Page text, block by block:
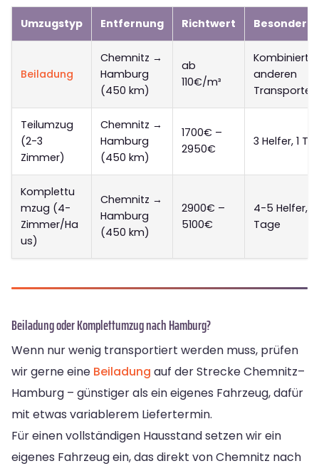
Umzugstyp Entfernung Richtwert
Beiladung
Chemnitz →
Hamburg
(450 km)
ab
110€/m³
Kombiniert
anderen
Transporten
Teilumzug
(2-3
Zimmer)
Chemnitz →
Hamburg
(450 km)
1700€ –
2950€
3 Helfer, 1
Komplettu
mzug (4-
Zimmer/Ha
us)
Chemnitz →
Hamburg
(450 km)
2900€ –
5100€
4-5 Helfer,
Tage
Beiladung oder Komplettumzug nach Hamburg?
Wenn nur wenig transportiert werden muss, prüfen
wir gerne eine Beiladung auf der Strecke Chemnitz–
Hamburg – günstiger als ein eigenes Fahrzeug, dafür
mit etwas variablerem Liefertermin.
Für einen vollständigen Hausstand setzen wir ein
eigenes Fahrzeug ein, das direkt von Chemnitz nach